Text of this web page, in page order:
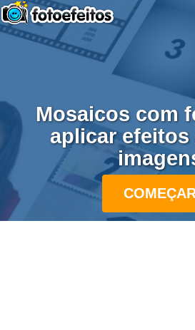
Mosaicos com
aplicar efeitos